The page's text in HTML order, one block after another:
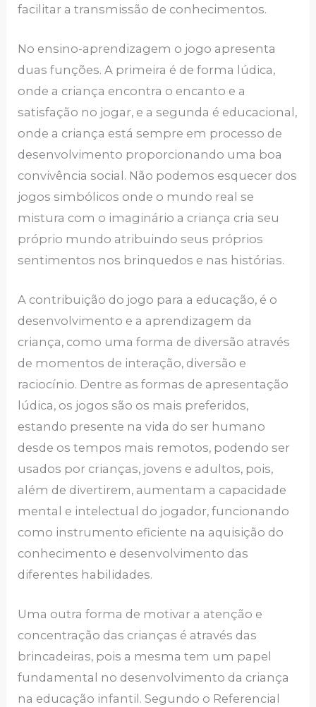
facilitar a transmissão de conhecimentos.
No ensino-aprendizagem o jogo apresenta
duas funções. A primeira é de forma lúdica,
onde a criança encontra o encanto e a
satisfação no jogar, e a segunda é educacional,
onde a criança está sempre em processo de
desenvolvimento proporcionando uma boa
convivência social. Não podemos esquecer dos
jogos simbólicos onde o mundo real se
mistura com o imaginário a criança cria seu
próprio mundo atribuindo seus próprios
sentimentos nos brinquedos e nas histórias.
A contribuição do jogo para a educação, é o
desenvolvimento e a aprendizagem da
criança, como uma forma de diversão através
de momentos de interação, diversão e
raciocínio. Dentre as formas de apresentação
lúdica, os jogos são os mais preferidos,
estando presente na vida do ser humano
desde os tempos mais remotos, podendo ser
usados por crianças, jovens e adultos, pois,
além de divertirem, aumentam a capacidade
mental e intelectual do jogador, funcionando
como instrumento eficiente na aquisição do
conhecimento e desenvolvimento das
diferentes habilidades.
Uma outra forma de motivar a atenção e
concentração das crianças é através das
brincadeiras, pois a mesma tem um papel
fundamental no desenvolvimento da criança
na educação infantil. Segundo o Referencial